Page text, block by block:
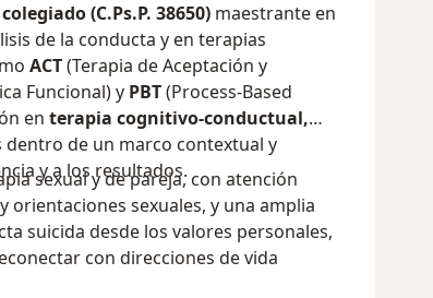
(C.Ps.P. 38650) maestrante en
de la conducta y en terapias
ACT(Terapia de Aceptación y
Funcional) y PBT(Process-Based
en terapia cognitivo-conductual,
de un marco contextual y
y a los resultados.
sexual y de pareja, con atención
orientaciones sexuales, y una amplia
suicida desde los valores personales,
con direcciones de vida